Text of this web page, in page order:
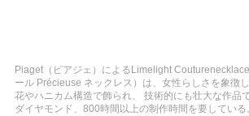
Piaget（ピアジェ）によるLimelight
ール Précieuse ネックレス）は、女性らしさを象徴
花やハニカム構造で飾られ、 技術的にも壮大な作品
ダイヤモンド、800時間以上の制作時間を要してい